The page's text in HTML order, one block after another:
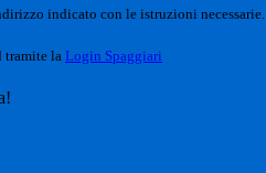
indicato con le istruzioni necessarie.
tramite la Login Spaggiari